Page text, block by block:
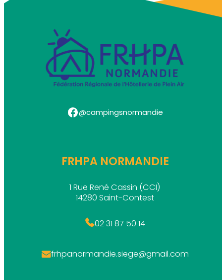
Facebook @campingsnormandie
FRHPA NORMANDIE
1 Rue René Cassin (CCI)
14280 Saint-Contest
02 31 87 50 14
frhpanormandie.siege@gmail.com